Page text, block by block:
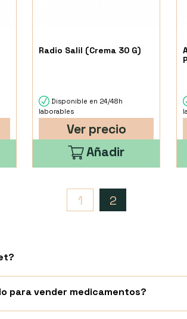
Radio Salil (Crema 30 G)
Disponible en 24/48h
laborables
Ver precio
Añadir
1 2
para vender medicamentos?